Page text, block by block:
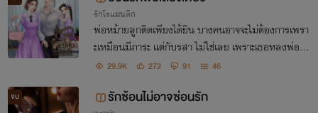
รักโรแมนติก
พ่อหม้ายลูกติดเพียงได้ยิน บางคนอาจจะไม่ต้องการเพรา
ะเหมือนมีภาระ แต่กับรสา ไม่ใช่เลย เพราะเธอหลงพ่อห
ม้ายไปแล้ว “ แม่คะ ก่อนจะแต่งงานหนูขอเช็กของก่อนได้
29.9K 272 91 46
จบ รักซ้อนไม่อาจซ่อนรัก